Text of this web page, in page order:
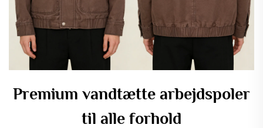
Premium vandtætte arbejdspoler
til alle forhold